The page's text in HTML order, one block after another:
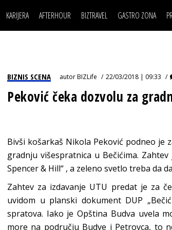
KARIJERA
MOJ UGAO
USAVRŠAVANJE
AFTERHOUR
AUTO SVET
STIL
BIZTRAVEL GASTRO ZONA
POSAO
USAVRŠAVANJE
KNOW-HOW
FILM I SCENA
STIL
WELLBEING
BIZNIS SCENA autorBIZLife 22/03/2018 | 09:33
Peković čeka dozvolu za
Bivši košarkaš Nikola Peković podneo je
gradnju višespratnica u Bečićima.
Spencer & Hill“ , a zeleno svetlo treba da
Zahtev za izdavanje UTU predat je za
uvidom u planski dokument DUP
spratova. Iako je Opština Budva uvela
more na području Budve i Petrovca, to